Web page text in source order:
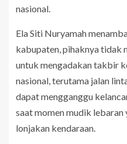
nasional.
Ela Siti Nuryamah
kabupaten, pihaknya tidak
untuk mengadakan takbir
nasional, terutama jalan
dapat mengganggu
saat momen mudik
lonjakan kendaraan.